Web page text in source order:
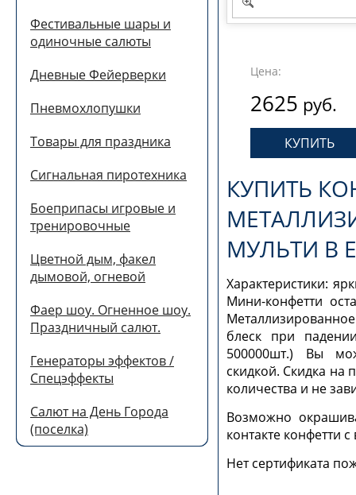
Фестивальные шары и
одиночные салюты
Дневные Фейерверки
Пневмохлопушки
Товары для праздника
Сигнальная пиротехника
Боеприпасы игровые и
тренировочные
Цветной дым, факел
дымовой, огневой
Фаер шоу. Огненное шоу.
Праздничный салют.
Генераторы эффектов /
Спецэффекты
Салют на День Города
(поселка)
Цена:
2625 руб.
КУПИТЬ
МУЛЬТИ В
Характеристики:
Мини-конфетти
блеск при
500000шт.) Вы
скидкой. Скидка на
количества и не
Возможно
контакте конфетти
Нет сертификата